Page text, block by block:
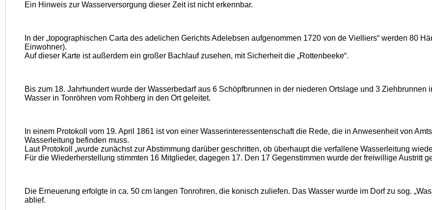
Ein Hinweis zur Wasserversorgung dieser Zeit ist nicht erkennbar.
In der „topographischen Carta des adelichen Gerichts Adelebsen aufgenommen 1720 von de Vielliers“ werden 80
Einwohner).
Auf dieser Karte ist außerdem ein großer Bachlauf zusehen, mit Sicherheit die „Rottenbeeke“.
Bis zum 18. Jahrhundert wurde der Wasserbedarf aus 6 Schöpfbrunnen in der niederen Ortslage und 3
Wasser in Tonröhren vom Rohberg in den Ort geleitet.
In einem Protokoll vom 19. April 1861 ist von einer Wasserinteressentenschaft die Rede, die in Anwesenheit von
Wasserleitung befinden muss.
Laut Protokoll „wurde zunächst zur Abstimmung darüber geschritten, ob überhaupt die verfallene Wasserleitung
Für die Wiederherstellung stimmten 16 Mitglieder, dagegen 17. Den 17 Gegenstimmen wurde der freiwillige Austritt
Die Erneuerung erfolgte in ca. 50 cm langen Tonrohren, die konisch zuliefen. Das Wasser wurde im Dorf zu sog.
ablief.